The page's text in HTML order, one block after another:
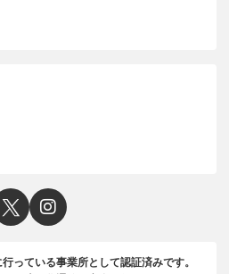
っている事業所として認証済みです。